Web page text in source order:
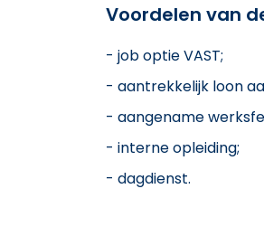
Voordelen van
- job optie VAST;
- aantrekkelijk loon
- aangename
- interne opleiding;
- dagdienst.